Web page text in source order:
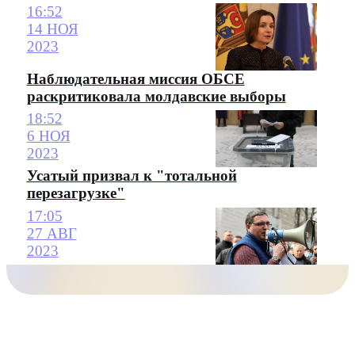
16:52
14 НОЯ
2023
Наблюдательная миссия ОБСЕ
раскритиковала молдавские выборы
18:52
6 НОЯ
2023
Усатый призвал к "тотальной
перезагрузке"
17:05
27 АВГ
2023